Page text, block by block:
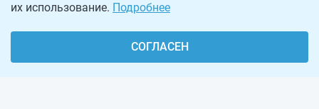
их использование. Подробнее
СОГЛАСЕН